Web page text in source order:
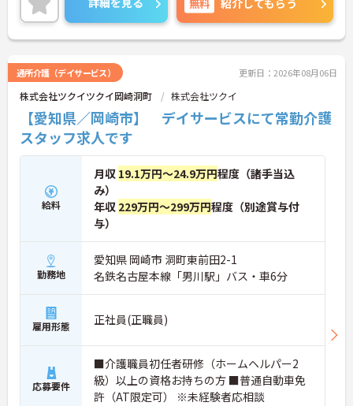
紹介してもらう
通所介護（デイサービス） 更新日：2026年08月06日
株式会社ツクイツクイ岡崎洞町 株式会社ツクイ
【愛知県／岡崎市】 デイサービスにて常勤介護
スタッフ求人です
給料
月収 19.1万円～24.9万円程度（諸手当込
み）
年収 229万円～299万円程度（別途賞与付
与）
勤務地
愛知県 岡崎市 洞町東前田2-1
名鉄名古屋本線「男川駅」バス・車6分
雇用形態 正社員(正職員)
応募要件
■介護職員初任者研修（ホームヘルパー2
級）以上の資格お持ちの方 ■普通自動車免
許（AT限定可） ※未経験者応相談